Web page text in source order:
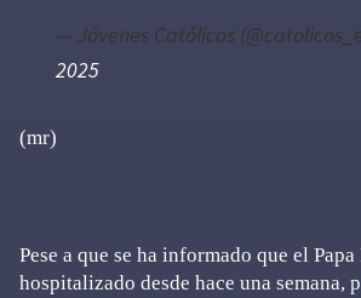
— Jóvenes Católicos
2025
(mr)
Pese a que se ha informado que el
hospitalizado desde hace una semana,